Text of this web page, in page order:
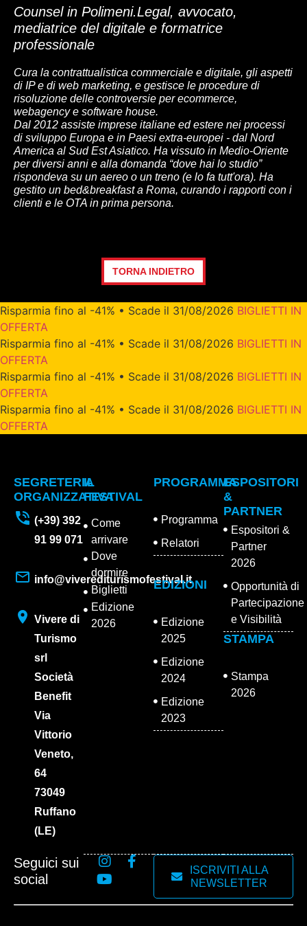
Counsel in Polimeni.Legal, avvocato,
mediatrice del digitale e formatrice
professionale
Cura la contrattualistica commerciale e digitale, gli aspetti
di IP e di web marketing, e gestisce le procedure di
risoluzione delle controversie per ecommerce,
webagency e software house.
Dal 2012 assiste imprese italiane ed estere nei processi
di sviluppo Europa e in Paesi extra-europei - dal Nord
America al Sud Est Asiatico. Ha vissuto in Medio-Oriente
per diversi anni e alla domanda “dove hai lo studio”
rispondeva su un aereo o un treno (e lo fa tutt'ora). Ha
gestito un bed&breakfast a Roma, curando i rapporti con i
clienti e le OTA in prima persona.
TORNA INDIETRO
Risparmia fino al -41% • Scade il 31/08/2026 BIGLIETTI IN
OFFERTA
Risparmia fino al -41% • Scade il 31/08/2026 BIGLIETTI IN
OFFERTA
Risparmia fino al -41% • Scade il 31/08/2026 BIGLIETTI IN
OFFERTA
Risparmia fino al -41% • Scade il 31/08/2026 BIGLIETTI IN
OFFERTA
SEGRETERIA
ORGANIZZATIVA
(+39) 392
91 99 071
info@viverediturismofestival.it
Vivere di
Turismo
srl
Società
Benefit
Via
Vittorio
Veneto,
64
73049
Ruffano
(LE)
IL
FESTIVAL
Come
arrivare
Dove
dormire
Biglietti
Edizione
2026
PROGRAMMA
Programma
Relatori
EDIZIONI
Edizione
2025
Edizione
2024
Edizione
2023
ESPOSITORI
&
PARTNER
Espositori &
Partner
2026
Opportunità di
Partecipazione
e Visibilità
STAMPA
Stampa
2026
Seguici sui
social
ISCRIVITI ALLA
NEWSLETTER